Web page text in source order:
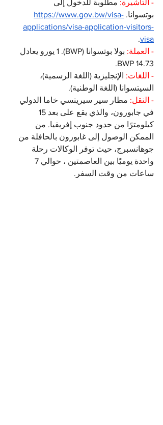
- التأشيرة: مطلوبة للدخول إلى
بوتسوانا. https://www.gov.bw/visa-
applications/visa-application-visitors-
visa
.
- العملة:
بولا بوتسوانا (BWP). 1 يورو يعادل
14.73 BWP.
- اللغات: الإنجليزية (اللغة الرسمية)،
السيتسوانا (اللغة الوطنية).
- النقل: مطار سير سيريتسي خاما الدولي
كيلومترًا من حدود جنوب إفريقيا. من
الممكن الوصول إلى غابورون بالحافلة من
جوهانسبرج، حيث توفر الوكالات رحلة
ساعات من وقت السفر.